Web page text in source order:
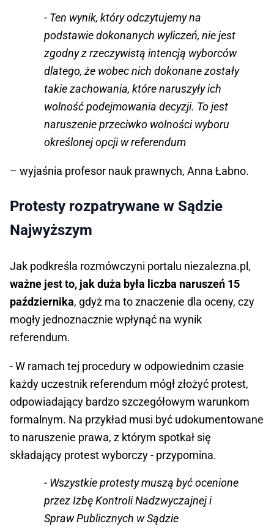
- Ten wynik, który odczytujemy na
podstawie dokonanych wyliczeń, nie jest
zgodny z rzeczywistą intencją wyborców
dlatego, że wobec nich dokonane zostały
takie zachowania, które naruszyły ich
wolność podejmowania decyzji. To jest
naruszenie przeciwko wolności wyboru
określonej opcji w referendum
– wyjaśnia profesor nauk prawnych, Anna Łabno.
Protesty rozpatrywane w Sądzie
Najwyższym
Jak podkreśla rozmówczyni portalu niezalezna.pl,
ważne jest to, jak duża była liczba naruszeń 15
października, gdyż ma to znaczenie dla oceny, czy
mogły jednoznacznie wpłynąć na wynik
referendum.
- W ramach tej procedury w odpowiednim czasie
każdy uczestnik referendum mógł złożyć protest,
odpowiadający bardzo szczegółowym warunkom
formalnym. Na przykład musi być udokumentowane
to naruszenie prawa, z którym spotkał się
składający protest wyborczy - przypomina.
- Wszystkie protesty muszą być ocenione
przez Izbę Kontroli Nadzwyczajnej i
Spraw Publicznych w Sądzie